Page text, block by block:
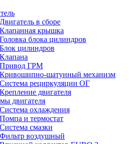
Двигатель в сборе
Клапанная крышка
Головка блока цилиндров
Блок цилиндров
Клапана
Привод ГРМ
Кривошипно-шатунный механизм
Система рециркуляции ОГ
Крепление двигателя
двигателя
Система охлаждения
Помпа и термостат
Система смазки
Фильтр воздушный